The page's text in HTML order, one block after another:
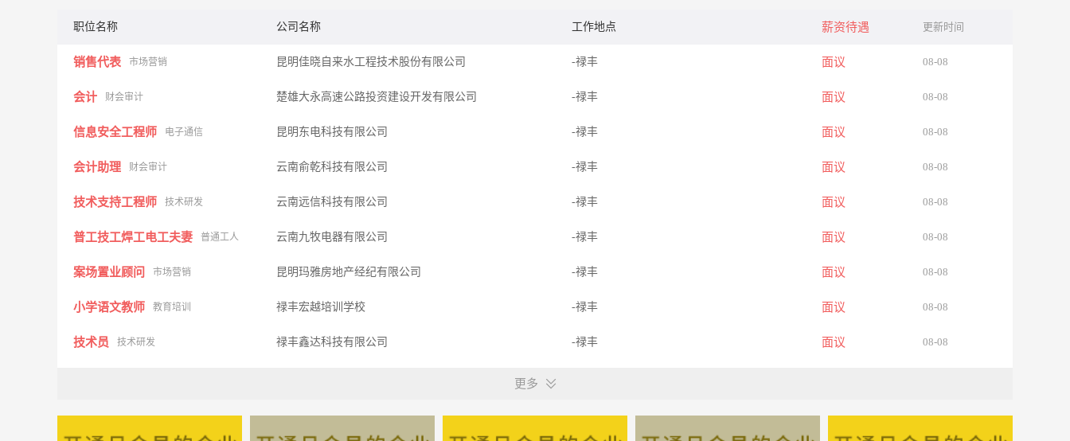
职位名称 公司名称 工作地点 薪资待遇 更新时间
销售代表 市场营销 昆明佳晓自来水工程技术股份有限公司 -禄丰 面议 08-08
会计 财会审计 楚雄大永高速公路投资建设开发有限公司 -禄丰 面议 08-08
信息安全工程师 电子通信 昆明东电科技有限公司 -禄丰 面议 08-08
会计助理 财会审计 云南俞乾科技有限公司 -禄丰 面议 08-08
技术支持工程师 技术研发 云南远信科技有限公司 -禄丰 面议 08-08
普工技工焊工电工夫妻 普通工人 云南九牧电器有限公司 -禄丰 面议 08-08
案场置业顾问 市场营销 昆明玛雅房地产经纪有限公司 -禄丰 面议 08-08
小学语文教师 教育培训 禄丰宏越培训学校 -禄丰 面议 08-08
技术员 技术研发 禄丰鑫达科技有限公司 -禄丰 面议 08-08
更多